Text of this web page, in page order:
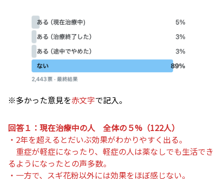
※多かった意見を赤文字で記入。
回答１：現在治療中の人 全体の５%（122人）
・2年を超えるとだいぶ効果がわかりやすく出る。
重症が軽症になったり、軽症の人は薬なしでも生活でき
るようになったとの声多数。
・一方で、スギ花粉以外には効果をほぼ感じない。